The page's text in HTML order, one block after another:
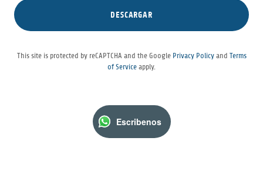
DESCARGAR
This site is protected by reCAPTCHA and the Google Privacy Policyand Terms
of Service apply.
Escribenos